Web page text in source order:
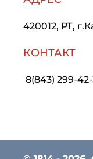
420012, РТ,
КОНТАКТ
8(843) 299-